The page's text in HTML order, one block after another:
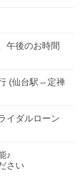
午後のお時間
(仙台駅⇔定禅
イダルローン
♪
さい